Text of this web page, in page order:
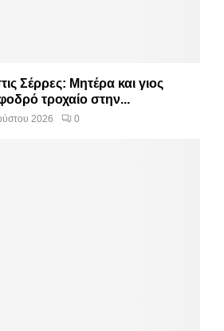
Σέρρες: Μητέρα και γιος
τροχαίο στην...
2026 0